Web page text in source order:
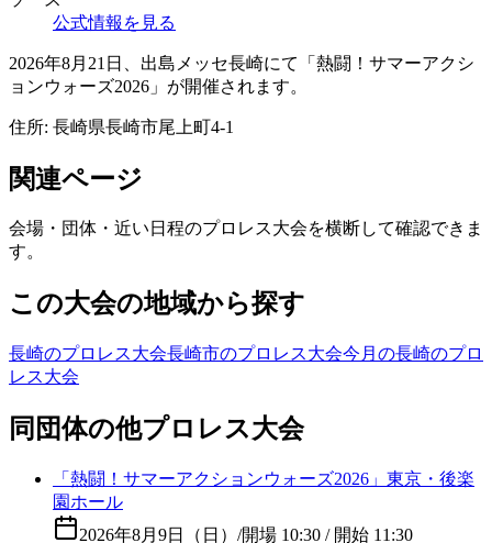
公式情報を見る
2026年8月21日、出島メッセ長崎にて「熱闘！サマーアクシ
ョンウォーズ2026」が開催されます。
住所: 長崎県長崎市尾上町4-1
関連ページ
会場・団体・近い日程のプロレス大会を横断して確認できま
す。
この大会の地域から探す
長崎のプロレス大会長崎市のプロレス大会今月の長崎のプロ
レス大会
同団体の他プロレス大会
「熱闘！サマーアクションウォーズ2026」東京・後楽
園ホール
2026年8月9日（日） /開場 10:30 / 開始 11:30